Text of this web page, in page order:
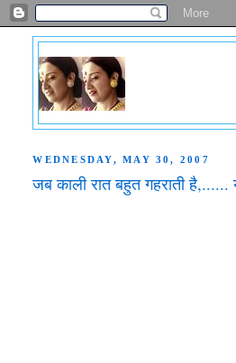
WEDNESDAY, MAY 30, 2007
जब काली रात बहुत गहराती है,......